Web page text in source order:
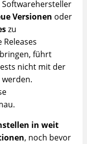
Softwarehersteller
Versionen oder
zu
führt
nicht mit der
in weit
, noch bevor